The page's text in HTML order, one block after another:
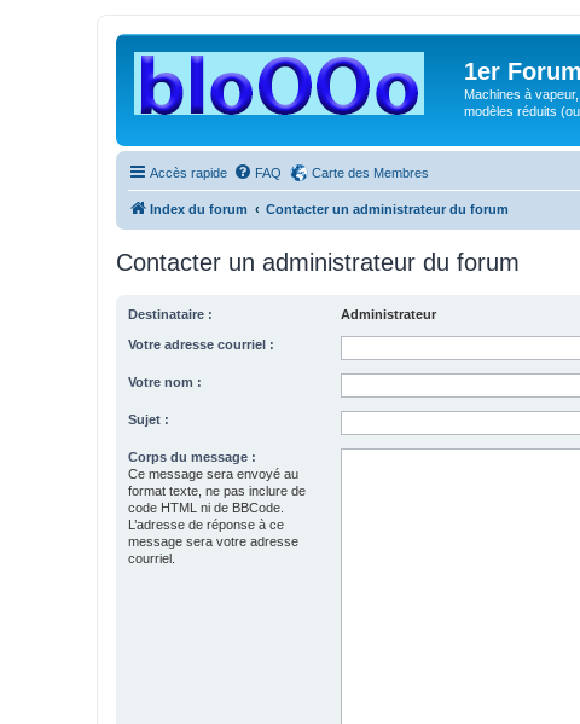
1er
Machines à
modèles réduits
Accès rapide FAQ Carte des Membres
Index du forum Contacter un administrateur du forum
Contacter un administrateur du forum
Destinataire : Administrateur
Votre adresse courriel :
Votre nom :
Sujet :
Corps du message :
Ce message sera envoyé au
format texte, ne pas inclure de
code HTML ni de BBCode.
L’adresse de réponse à ce
message sera votre adresse
courriel.